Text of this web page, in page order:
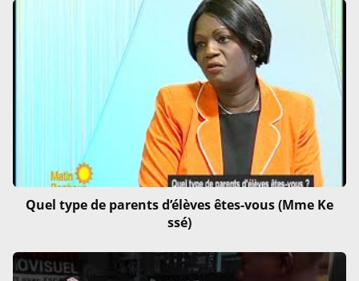
Quel type de parents d’élèves êtes-vous (Mme Ke
ssé)